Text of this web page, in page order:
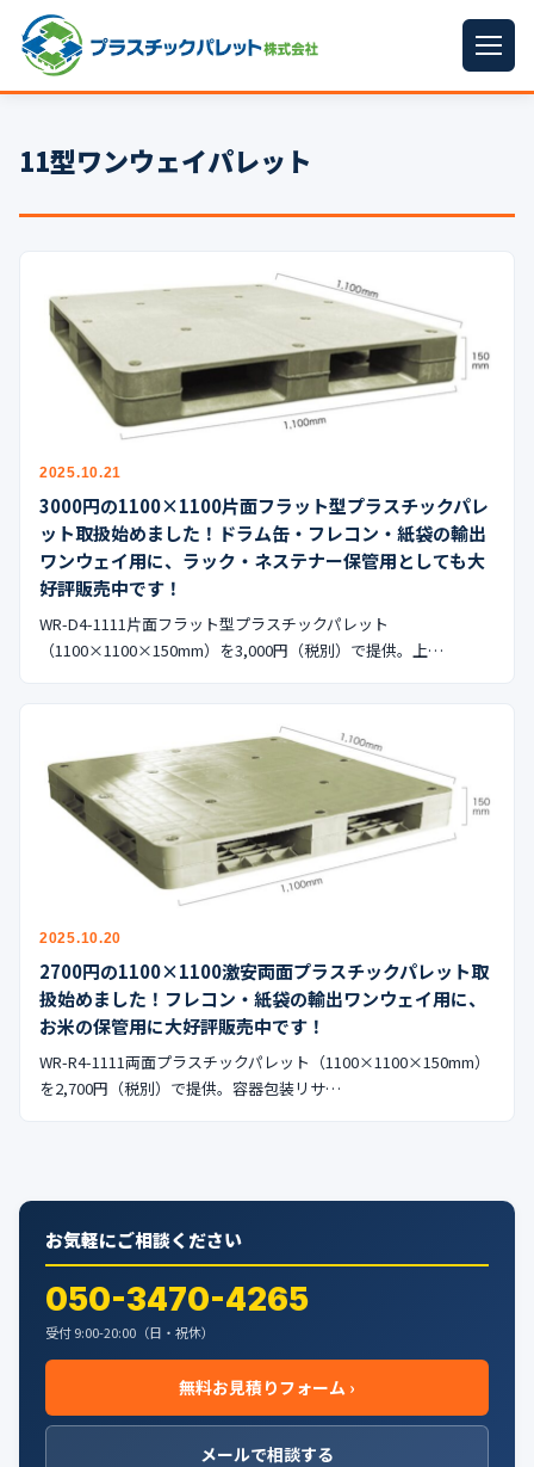
パレットサイズ
プラパレット ▼
中古パレット
再生原料
イラン情勢まとめ
公式ブログ
11型ワンウェイパレット
2025.10.21
3000円の1100×1100片面フラット型プラスチックパレ
ット取扱始めました！ドラム缶・フレコン・紙袋の輸出
ワンウェイ用に、ラック・ネステナー保管用としても大
好評販売中です！
WR-D4-1111片面フラット型プラスチックパレット
（1100×1100×150mm）を3,000円（税別）で提供。上…
2025.10.20
2700円の1100×1100激安両面プラスチックパレット取
扱始めました！フレコン・紙袋の輸出ワンウェイ用に、
お米の保管用に大好評販売中です！
WR-R4-1111両面プラスチックパレット（1100×1100×150mm）
を2,700円（税別）で提供。容器包装リサ…
お気軽にご相談ください
050-3470-4265
受付 9:00-20:00（日・祝休）
無料お見積りフォーム ›
メールで相談する